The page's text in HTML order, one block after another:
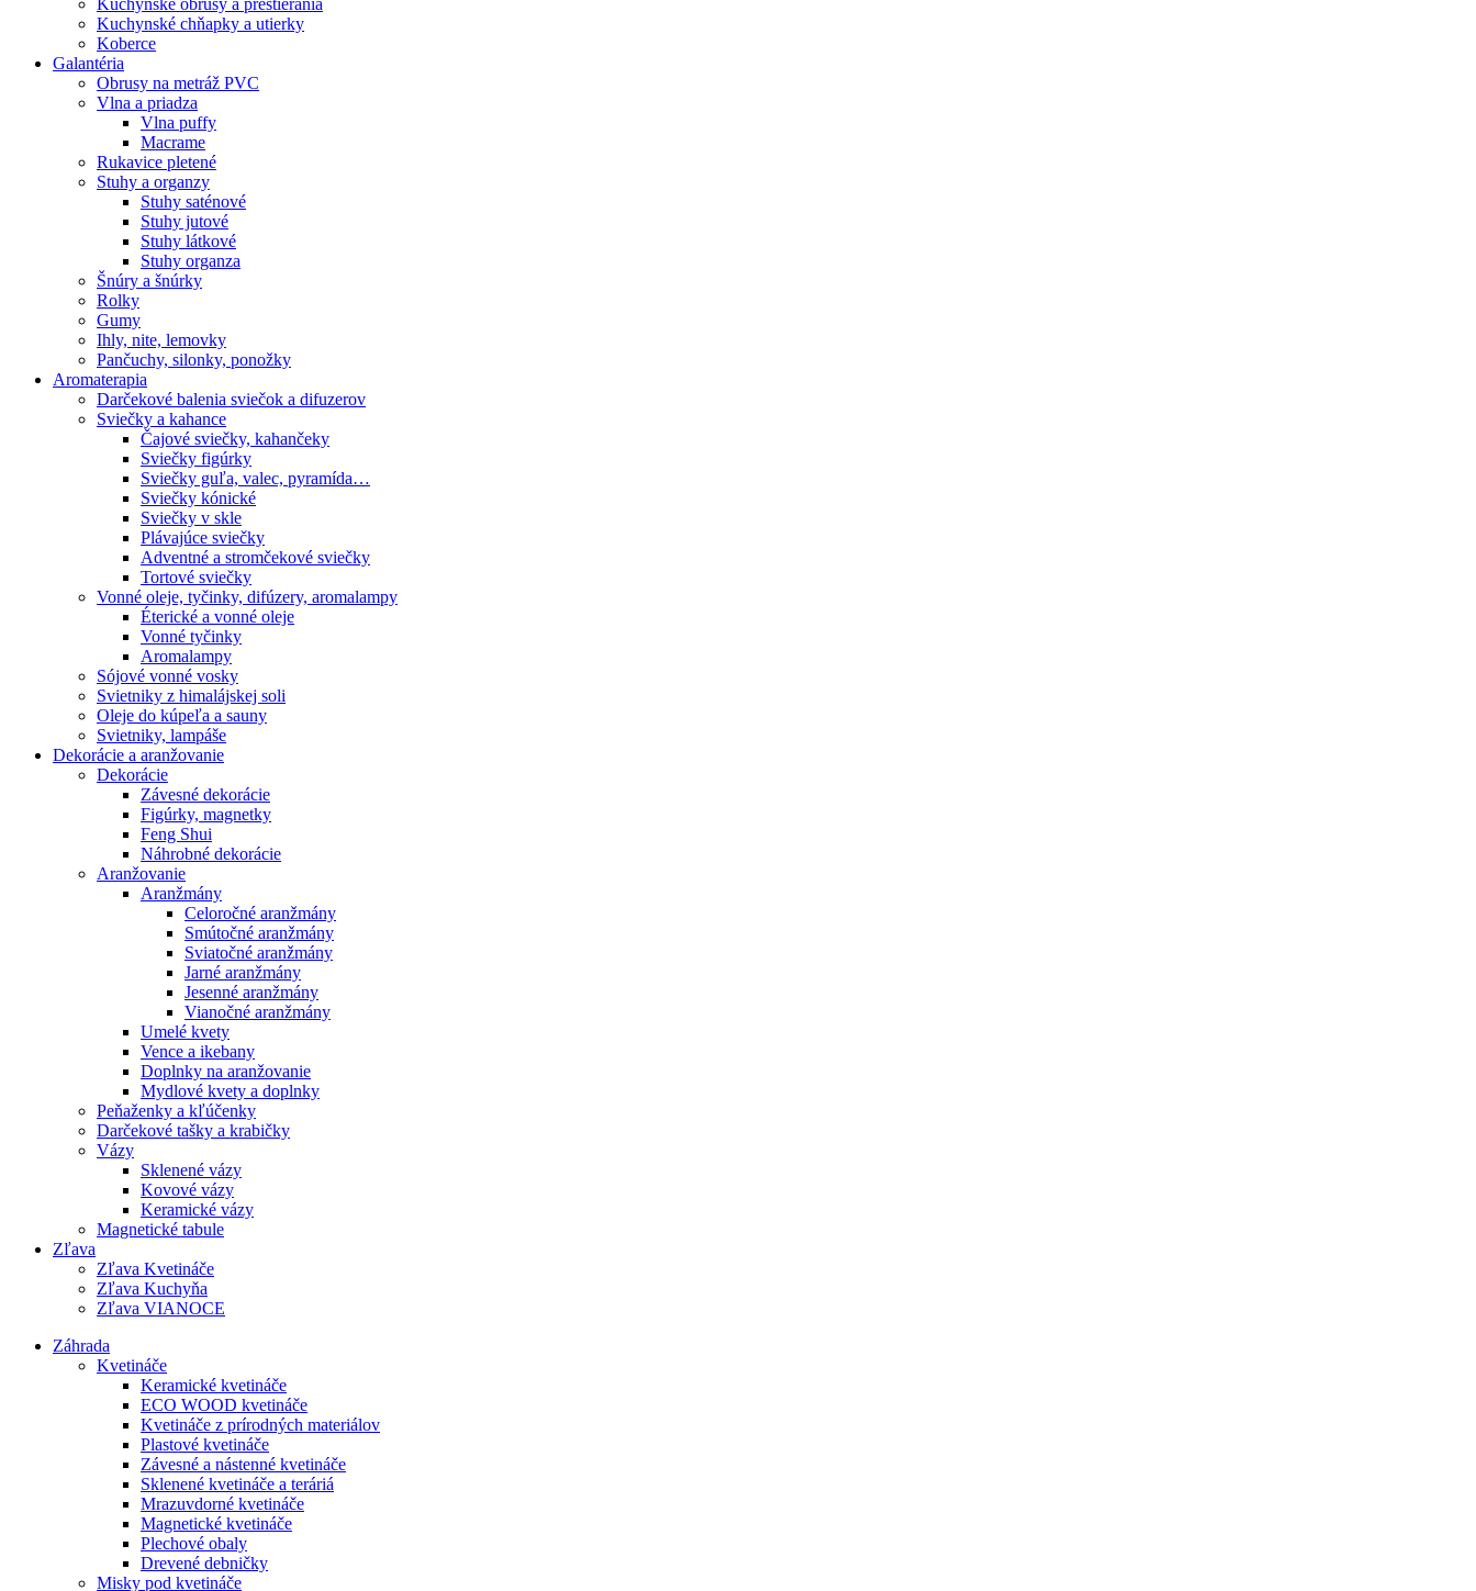
Kuchynské obrusy a prestierania
Kuchynské chňapky a utierky
Koberce
Galantéria
Obrusy na metráž PVC
Vlna a priadza
Vlna puffy
Macrame
Rukavice pletené
Stuhy a organzy
Stuhy saténové
Stuhy jutové
Stuhy látkové
Stuhy organza
Šnúry a šnúrky
Rolky
Gumy
Ihly, nite, lemovky
Pančuchy, silonky, ponožky
Aromaterapia
Darčekové balenia sviečok a difuzerov
Sviečky a kahance
Čajové sviečky, kahančeky
Sviečky figúrky
Sviečky guľa, valec, pyramída…
Sviečky kónické
Sviečky v skle
Plávajúce sviečky
Adventné a stromčekové sviečky
Tortové sviečky
Vonné oleje, tyčinky, difúzery, aromalampy
Éterické a vonné oleje
Vonné tyčinky
Aromalampy
Sójové vonné vosky
Svietniky z himalájskej soli
Oleje do kúpeľa a sauny
Svietniky, lampáše
Dekorácie a aranžovanie
Dekorácie
Závesné dekorácie
Figúrky, magnetky
Feng Shui
Náhrobné dekorácie
Aranžovanie
Aranžmány
Celoročné aranžmány
Smútočné aranžmány
Sviatočné aranžmány
Jarné aranžmány
Jesenné aranžmány
Vianočné aranžmány
Umelé kvety
Vence a ikebany
Doplnky na aranžovanie
Mydlové kvety a doplnky
Peňaženky a kľúčenky
Darčekové tašky a krabičky
Vázy
Sklenené vázy
Kovové vázy
Keramické vázy
Magnetické tabule
Zľava
Zľava Kvetináče
Zľava Kuchyňa
Zľava VIANOCE
Záhrada
Kvetináče
Keramické kvetináče
ECO WOOD kvetináče
Kvetináče z prírodných materiálov
Plastové kvetináče
Závesné a nástenné kvetináče
Sklenené kvetináče a teráriá
Mrazuvdorné kvetináče
Magnetické kvetináče
Plechové obaly
Drevené debničky
Misky pod kvetináče